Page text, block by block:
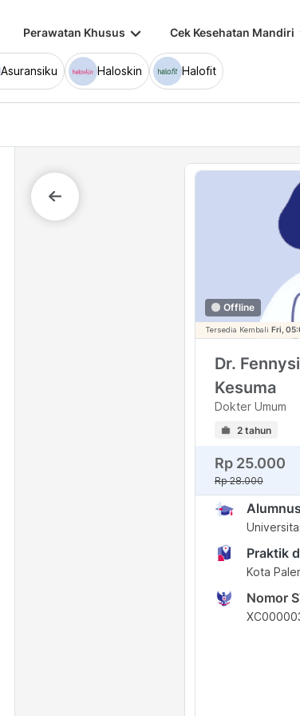
Perawatan Khusus keyboard_arrow_down Cek Kesehatan Mandiri
Asuransiku Haloskin Halofit
Offline
Tersedia Kembali Fri,
Dr.
Kesuma
Dokter Umum
2 tahun
Rp 25.000
Rp 28.000
Alumnus
Praktik
Kota
Nomor